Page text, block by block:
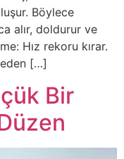
Böylece
alır, doldurur ve
Hız rekoru kırar.
[…]
Bir